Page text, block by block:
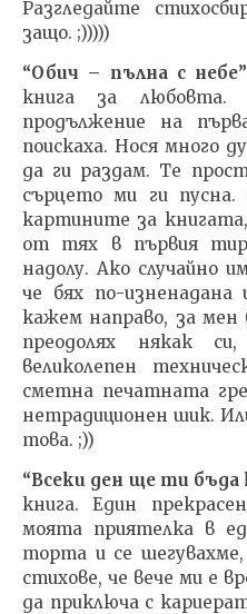
Разгледайте
защо. ;)))))
“Обич – пълна с небе”
книга за любовта.
продължение на
поискаха. Нося много
да ги раздам. Те
сърцето ми ги пусна.
картините за
от тях в първия
надолу. Ако случайно
че бях по-
кажем направо, за мен
преодолях някак
великолепен
сметна печатната
нетрадиционен шик.
това. ;))
“Всеки ден ще ти
книга. Един
моята приятелка в
торта и се
стихове, че вече ми е
да приключа с